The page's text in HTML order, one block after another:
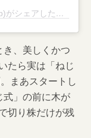
Ken Yamagamiさん(@gamiken_kappalab)がシェアした投稿
、美しくかつ
たら実は「ねじ
まあスタートし
」の前に木が
切り株だけが残